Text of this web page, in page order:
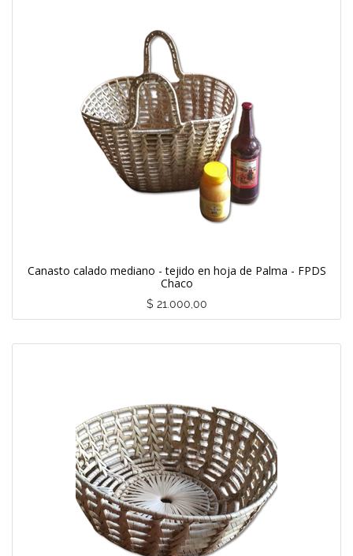
Canasto calado mediano - tejido en hoja de Palma - FPDS
Chaco
$ 21.000,00